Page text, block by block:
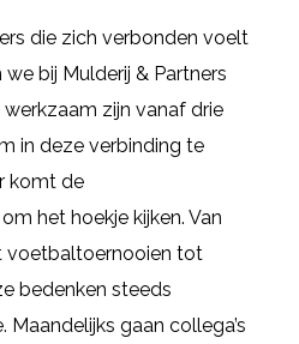
die zich verbonden voelt
bij Mulderij & Partners
zijn vanaf drie
in deze verbinding te
komt de
het hoekje kijken. Van
voetbaltoernooien tot
bedenken steeds
Maandelijks gaan collega’s